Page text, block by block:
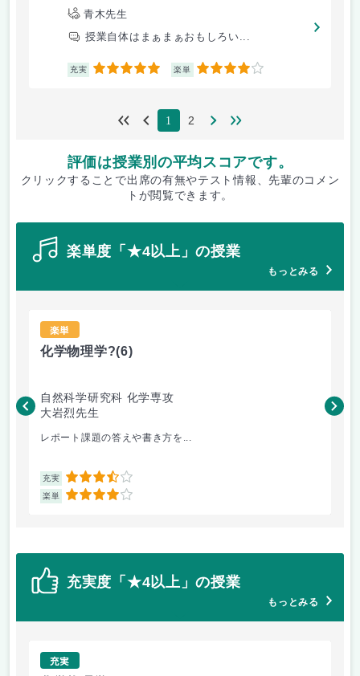
青木先生
授業自体はまぁまぁおもしろい...
充実 5 楽単 4
1 2
評価は授業別の平均スコアです。
クリックすることで出席の有無やテスト情報、先輩のコメン
トが閲覧できます。
楽単度「★4以上」の授業
もっとみる
楽単
化学物理学?(6)
自然科学研究科 化学専攻
大岩烈先生
レポート課題の答えや書き方を...
充実 3.5
楽単 4
狩
充実度「★4以上」の授業
もっとみる
充実